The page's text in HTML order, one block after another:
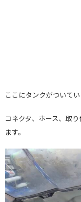
ここにタンクがついてい
コネクタ、ホース、取
ます。